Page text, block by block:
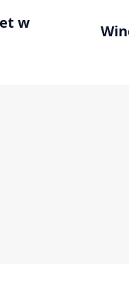
w